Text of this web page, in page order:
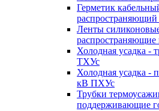
Герметик
Ленты
Холодная усадка -
ТХУс
Холодная усадка -
кВ ПХУс
Трубки
поддерживающие